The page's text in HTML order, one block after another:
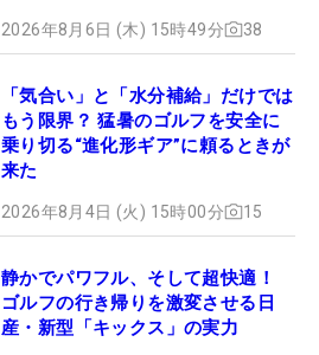
2026年8月6日 (木) 15時49分 38
「気合い」と「水分補給」だけでは
もう限界？ 猛暑のゴルフを安全に
乗り切る“進化形ギア”に頼るときが
来た
2026年8月4日 (火) 15時00分 15
静かでパワフル、そして超快適！
ゴルフの行き帰りを激変させる日
産・新型「キックス」の実力